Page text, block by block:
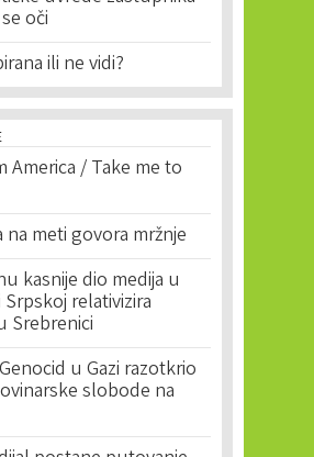
oči
ili ne vidi?
America / Take me to
na meti govora mržnje
kasnije dio medija u
relativizira
Srebrenici
u Gazi razotkrio
slobode na